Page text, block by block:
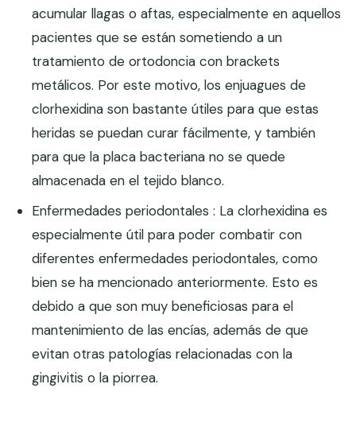
acumular llagas o aftas, especialmente en aquellos
pacientes que se están sometiendo a un
tratamiento de ortodoncia con brackets
metálicos. Por este motivo, los enjuagues de
clorhexidina son bastante útiles para que estas
heridas se puedan curar fácilmente, y también
para que la placa bacteriana no se quede
almacenada en el tejido blanco.
Enfermedades periodontales : La clorhexidina es
especialmente útil para poder combatir con
diferentes enfermedades periodontales, como
bien se ha mencionado anteriormente. Esto es
debido a que son muy beneficiosas para el
mantenimiento de las encías, además de que
evitan otras patologías relacionadas con la
gingivitis o la piorrea.